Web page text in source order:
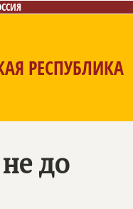
РЕСПУБЛИКА
до